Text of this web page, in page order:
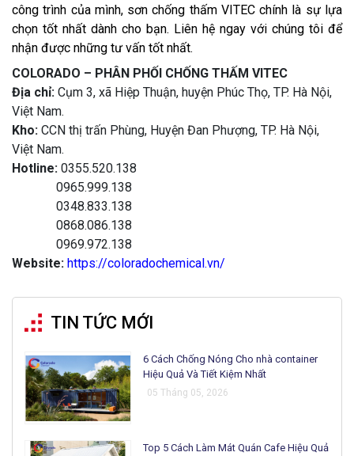
công trình của mình, sơn chống thấm VITEC chính là sự lựa
chọn tốt nhất dành cho bạn. Liên hệ ngay với chúng tôi để
nhận được những tư vấn tốt nhất.
COLORADO – PHÂN PHỐI CHỐNG THẤM VITEC
Địa chỉ: Cụm 3, xã Hiệp Thuận, huyện Phúc Thọ, TP. Hà Nội,
Việt Nam.
Kho: CCN thị trấn Phùng, Huyện Đan Phượng, TP. Hà Nội,
Việt Nam.
Hotline: 0355.520.138
0965.999.138
0348.833.138
0868.086.138
0969.972.138
Website: https://coloradochemical.vn/
TIN TỨC MỚI
6 Cách Chống Nóng Cho nhà container
Hiệu Quả Và Tiết Kiệm Nhất
05 Tháng 05, 2026
Top 5 Cách Làm Mát Quán Cafe Hiệu Quả